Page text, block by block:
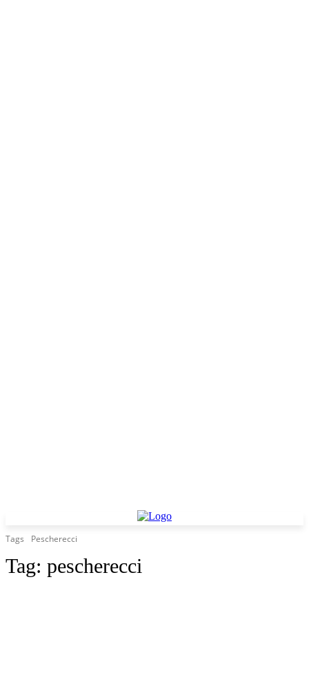
Tags Pescherecci
Tag: pescherecci